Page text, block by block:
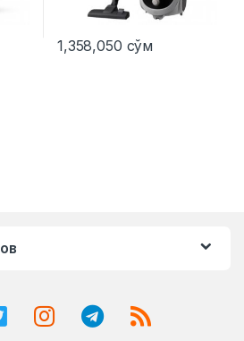
вариаций. Опции можно
1,358,050 сўм